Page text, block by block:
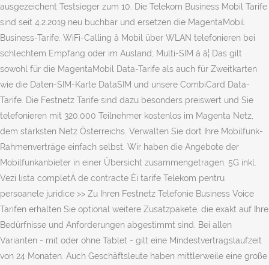
ausgezeichent Testsieger zum 10. Die Telekom Business Mobil Tarife
sind seit 4.2.2019 neu buchbar und ersetzen die MagentaMobil
Business-Tarife. WiFi-Calling â Mobil über WLAN telefonieren bei
schlechtem Empfang oder im Ausland; Multi-SIM â â¦ Das gilt
sowohl für die MagentaMobil Data-Tarife als auch für Zweitkarten
wie die Daten-SIM-Karte DataSIM und unsere CombiCard Data-
Tarife. Die Festnetz Tarife sind dazu besonders preiswert und Sie
telefonieren mit 320.000 Teilnehmer kostenlos im Magenta Netz,
dem stärksten Netz Österreichs. Verwalten Sie dort Ihre Mobilfunk-
Rahmenverträge einfach selbst. Wir haben die Angebote der
Mobilfunkanbieter in einer Übersicht zusammengetragen. 5G inkl.
Vezi lista completÄ de contracte Èi tarife Telekom pentru
persoanele juridice >> Zu Ihren Festnetz Telefonie Business Voice
Tarifen erhalten Sie optional weitere Zusatzpakete, die exakt auf Ihre
Bedürfnisse und Anforderungen abgestimmt sind. Bei allen
Varianten - mit oder ohne Tablet - gilt eine Mindestvertragslaufzeit
von 24 Monaten. Auch Geschäftsleute haben mittlerweile eine große